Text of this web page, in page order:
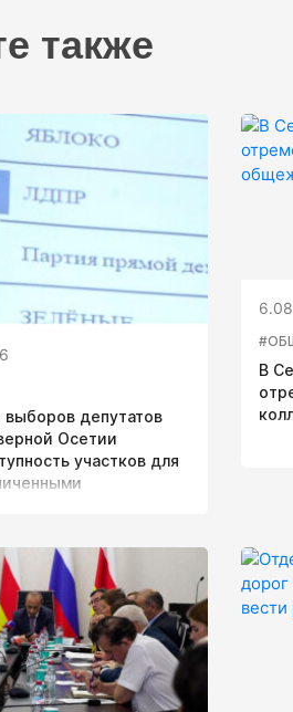
также
депутатов
Осетии
участков для
В